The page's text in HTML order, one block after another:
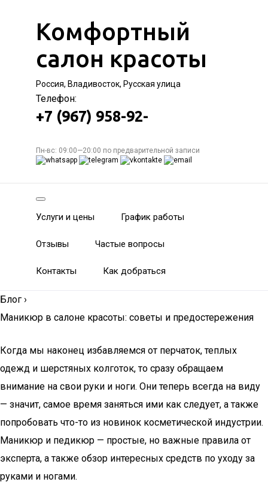
Комфортный
салон красоты
Россия, Владивосток, Русская улица
Телефон:
+7 (967) 958-92-
Пн-вс: 09:00—20:00 по предварительной записи
Услуги и цены График работы
Отзывы Частые вопросы
Контакты Как добраться
Блог ›
Маникюр в салоне красоты: советы и предостережения
Когда мы наконец избавляемся от перчаток, теплых
одежд и шерстяных колготок, то сразу обращаем
внимание на свои руки и ноги. Они теперь всегда на виду
— значит, самое время заняться ими как следует, а также
попробовать что-то из новинок косметической индустрии.
Маникюр и педикюр — простые, но важные правила от
эксперта, а также обзор интересных средств по уходу за
руками и ногами.